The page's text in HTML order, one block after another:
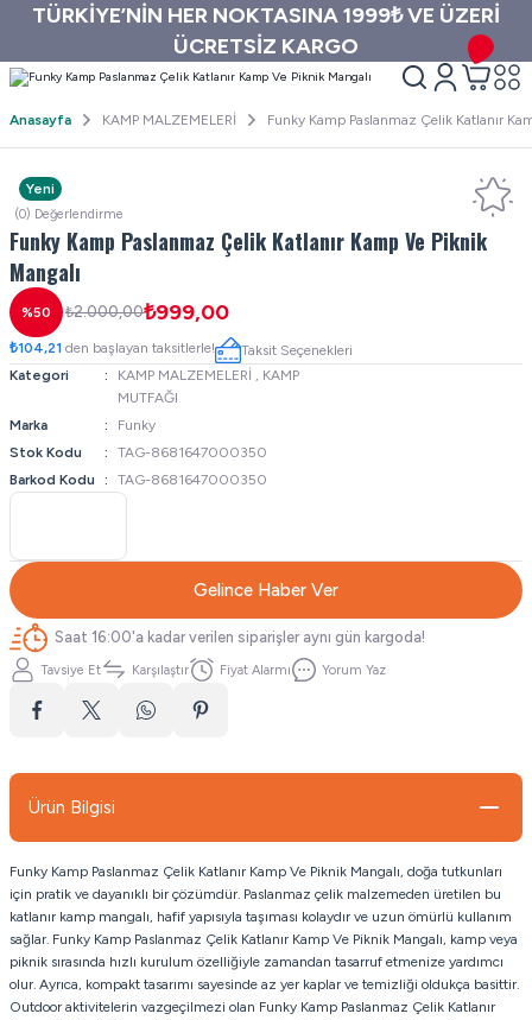
TÜRKİYE’NİN HER NOKTASINA 1999₺ VE ÜZERİ
ÜCRETSİZ KARGO
Anasayfa KAMP MALZEMELERİ Funky Kamp Paslanmaz Çelik Katlanır
Yeni
(0) Değerlendirme
Funky Kamp Paslanmaz Çelik Katlanır Kamp Ve Piknik
Mangalı
%50 ₺2.000,00₺999,00
₺104,21 den başlayan taksitlerle!
Taksit Seçenekleri
Kategori
KAMP MALZEMELERİ , KAMP
MUTFAĞI
Marka
Funky
Stok Kodu
TAG-8681647000350
Barkod Kodu
TAG-8681647000350
Gelince Haber Ver
Saat 16:00'a kadar verilen siparişler aynı gün kargoda!
Tavsiye Et Karşılaştır Fiyat Alarmı Yorum Yaz
Ürün Bilgisi
Funky Kamp Paslanmaz Çelik Katlanır Kamp Ve Piknik Mangalı, doğa tutkunları
için pratik ve dayanıklı bir çözümdür. Paslanmaz çelik malzemeden üretilen bu
katlanır kamp mangalı, hafif yapısıyla taşıması kolaydır ve uzun ömürlü kullanım
sağlar. Funky Kamp Paslanmaz Çelik Katlanır Kamp Ve Piknik Mangalı, kamp veya
piknik sırasında hızlı kurulum özelliğiyle zamandan tasarruf etmenize yardımcı
olur. Ayrıca, kompakt tasarımı sayesinde az yer kaplar ve temizliği oldukça basittir.
Outdoor aktivitelerin vazgeçilmezi olan Funky Kamp Paslanmaz Çelik Katlanır